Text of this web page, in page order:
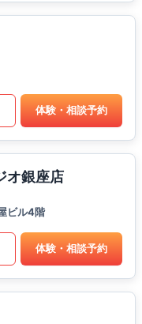
体験・相談予約
オ銀座店
ビル4階
体験・相談予約